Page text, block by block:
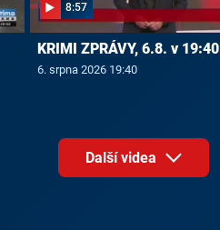
8:57
KRIMI ZPRÁVY, 6.8. v 19:40
6. srpna 2026 19:40
Další videa